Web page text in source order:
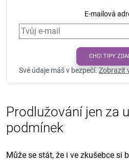
E-mailová
CHCI TIPY
Své údaje máš v bezpečí.Zobrazit
Prodlužování jen za
podmínek
Může se stát, že i ve zkušebce si